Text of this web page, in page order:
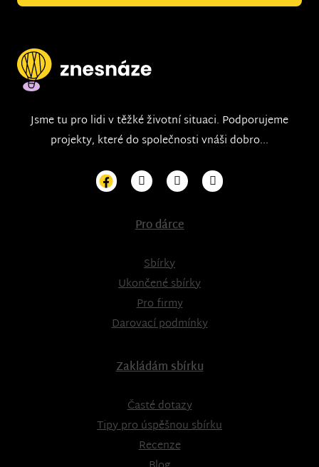
Jsme tu pro lidi v těžké životní situaci. Podporujeme
projekty, které do společnosti vnáši dobro...
Pro dárce
Sbírky
Ukončené sbírky
Pro firmy
Darovací podmínky
Zakládám sbírku
Časté dotazy
Tipy pro úspěšnou sbírku
Recenze